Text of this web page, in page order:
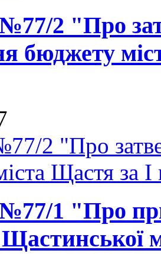
2 "Про
бюджету
2 "Про
Щастя за I
1 "Про